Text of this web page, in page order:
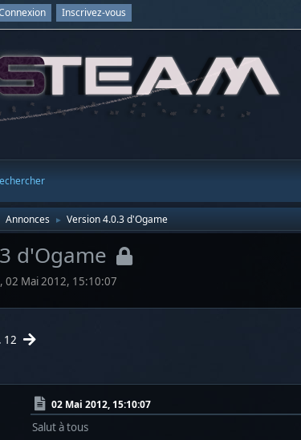
Inscrivez-vous
Annonces ► Version 4.0.3 d'Ogame
d'Ogame
02 Mai 2012, 15:10:07
12
02 Mai 2012, 15:10:07
Salut à tous